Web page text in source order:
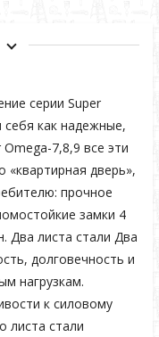
серии Super
себя как надежные,
7,8,9 все эти
«квартирная дверь»,
прочное
замки 4
Два листа стали Два
долговечность и
нагрузкам.
к силовому
листа стали